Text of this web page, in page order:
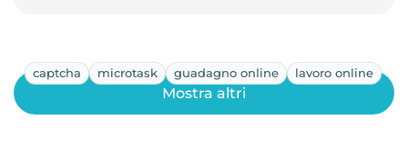
captcha microtask guadagno online lavoro online
Mostra altri